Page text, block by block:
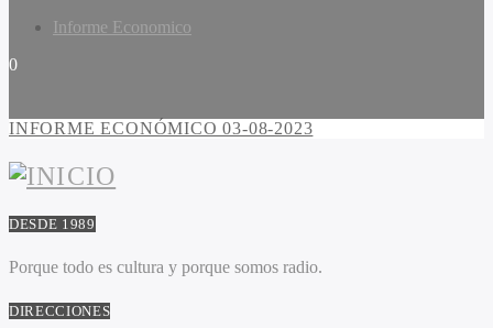
Informe Economico
0
INFORME ECONÓMICO 03-08-2023
DESDE 1989
Porque todo es cultura y porque somos radio.
DIRECCIONES